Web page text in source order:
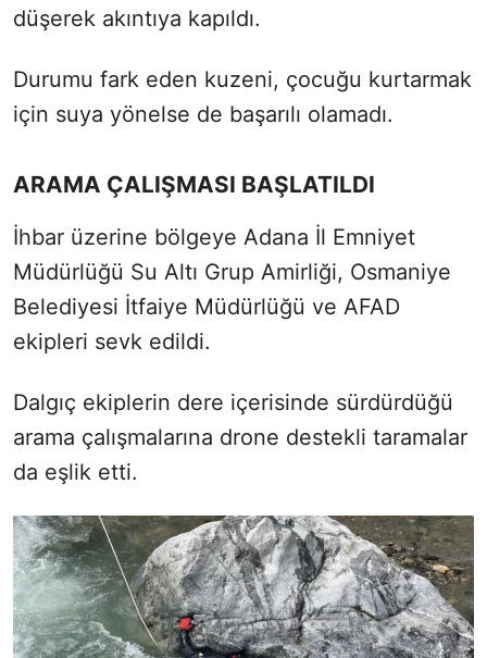
düşerek akıntıya kapıldı.
Durumu fark eden kuzeni, çocuğu kurtarmak
için suya yönelse de başarılı olamadı.
ARAMA ÇALIŞMASI BAŞLATILDI
İhbar üzerine bölgeye Adana İl Emniyet
Müdürlüğü Su Altı Grup Amirliği, Osmaniye
Belediyesi İtfaiye Müdürlüğü ve AFAD
ekipleri sevk edildi.
Dalgıç ekiplerin dere içerisinde sürdürdüğü
arama çalışmalarına drone destekli taramalar
da eşlik etti.